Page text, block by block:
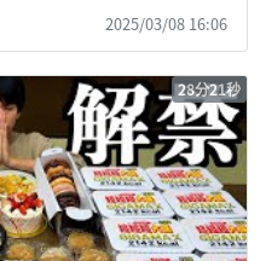
2025/03/08 16:06
28分21秒